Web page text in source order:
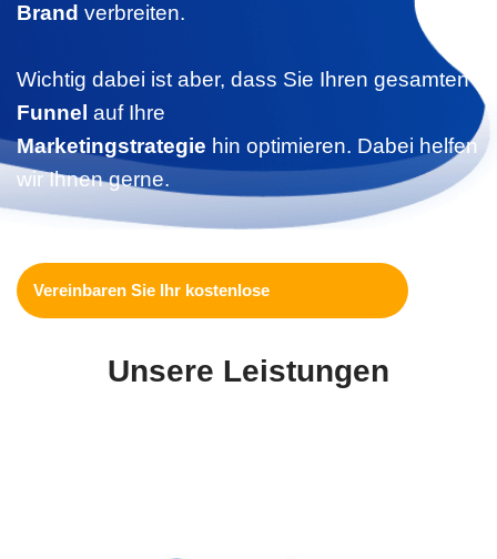
Brand verbreiten.
Wichtig dabei ist aber, dass Sie Ihren gesamten
Funnel auf Ihre
Marketingstrategie hin optimieren. Dabei helfen
wir Ihnen gerne.
Vereinbaren Sie Ihr kostenloses Er
Unsere Leistungen